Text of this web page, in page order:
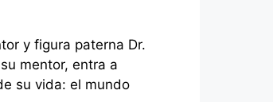
y figura paterna Dr.
mentor, entra a
su vida: el mundo